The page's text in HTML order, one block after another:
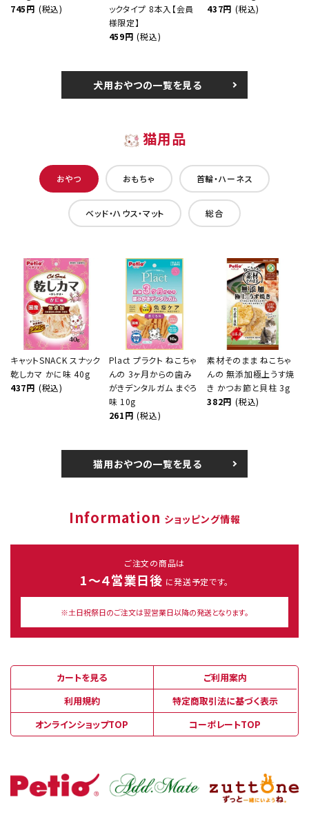
745円 (税込)
ックタイプ 8本入【会員
様限定】
459円 (税込)
437円 (税込)
犬用おやつの一覧を見る
猫用品
おやつ おもちゃ 首輪・ハーネス
ベッド・ハウス・マット 総合
キャットSNACK スナック
乾しカマ かに味 40g
437円 (税込)
Plact プラクト ねこちゃ
んの 3ヶ月からの歯み
がきデンタルガム まぐろ
味 10g
261円 (税込)
素材そのまま ねこちゃ
んの 無添加極上うす焼
き かつお節と貝柱 3g
382円 (税込)
猫用おやつの一覧を見る
Information ショッピング情報
ご注文の商品は
1～４営業日後 に発送予定です。
※土日祝祭日のご注文は翌営業日以降の発送となります。
カートを見る
ご利用案内
利用規約
特定商取引法に基づく表示
オンラインショップTOP
コーポレートTOP